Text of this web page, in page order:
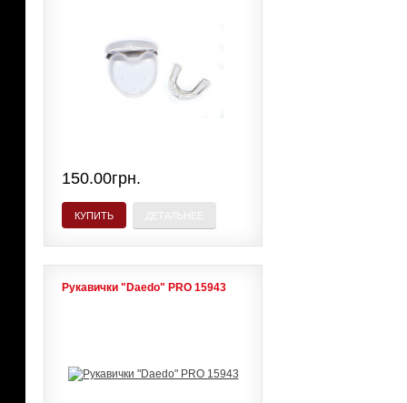
150.00грн.
КУПИТЬ
Рукавички "Daedo" PRO 15943